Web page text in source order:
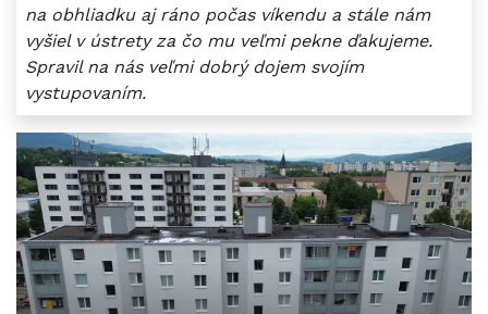
na obhliadku aj ráno počas víkendu a stále nám
vyšiel v ústrety za čo mu veľmi pekne ďakujeme.
Spravil na nás veľmi dobrý dojem svojím
vystupovaním.